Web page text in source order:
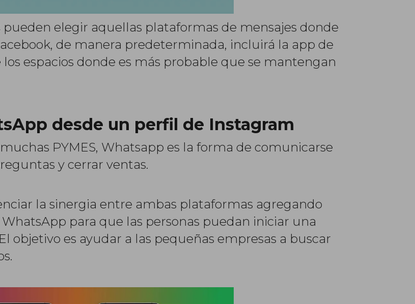
elegir aquellas plataformas de mensajes donde
de manera predeterminada, incluirá la app de
espacios donde es más probable que se mantengan
desde un perfil de Instagram
PYMES, Whatsapp es la forma de comunicarse
y cerrar ventas.
la sinergia entre ambas plataformas agregando
para que las personas puedan iniciar una
objetivo es ayudar a las pequeñas empresas a buscar